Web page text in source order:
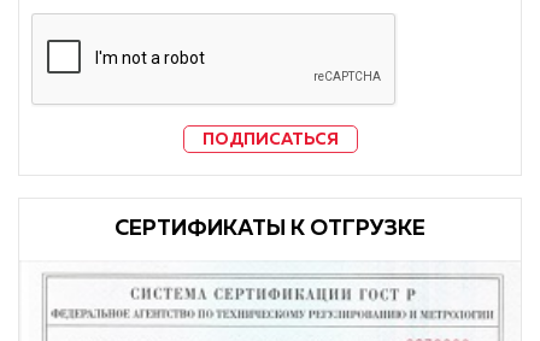
ПОДПИСАТЬСЯ
CЕРТИФИКАТЫ К ОТГРУЗКЕ